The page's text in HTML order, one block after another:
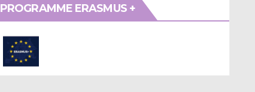
PROGRAMME ERASMUS +